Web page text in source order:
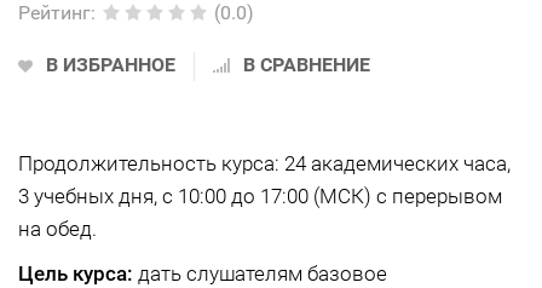
Рейтинг: (0.0)
В ИЗБРАННОЕ В СРАВНЕНИЕ
Продолжительность курса: 24 академических часа,
3 учебных дня, с 10:00 до 17:00 (МСК) с перерывом
на обед.
Цель курса: дать слушателям базовое